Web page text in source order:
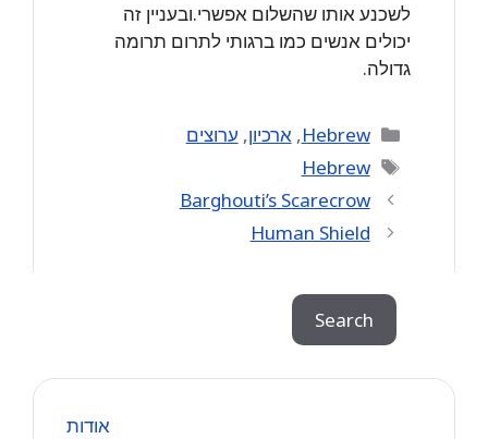
לשכנע אותו שהשלום אפשרי.ובעניין זה
יכולים אנשים כמו ברגותי לתרום תרומה
גדולה.
Categories
Hebrew
,ארכיון, ערוצים
Tags
Hebrew
Barghouti’s Scarecrow
Human Shield
Search
אודות